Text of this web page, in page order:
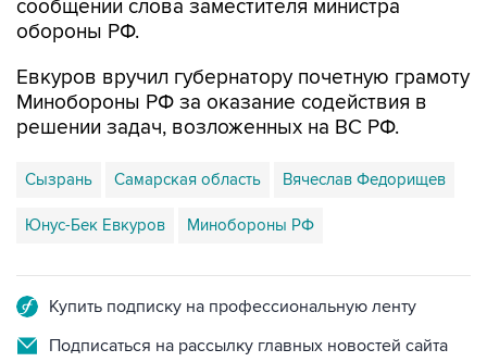
Евкуров вручил губернатору почетную грамоту
решении задач, возложенных на ВС РФ.
Сызрань Самарская область Вячеслав Федорищев
Юнус-Бек Евкуров Минобороны РФ
Подписаться на рассылку главных новостей сайта
Получать оперативные новости в официальном